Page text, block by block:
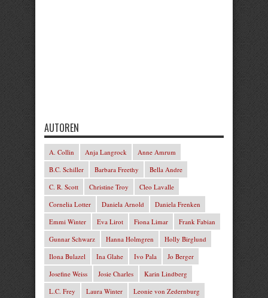
AUTOREN
A. Collin Anja Langrock
Anne Amrum
B.C. Schiller
Barbara Freethy
Bella Andre
C. R. Scott
Christine Troy
Cleo Lavalle
Cornelia Lotter
Daniela Arnold
Daniela Frenken
Emmi Winter
Eva Lirot Fiona Limar
Frank Fabian
Gunnar Schwarz
Hanna Holmgren
Holly Birglund
Ilona Bulazel
Ina Glahe Ivo Pala
Jo Berger
Josefine Weiss
Josie Charles
Karin Lindberg
L.C. Frey
Laura Winter Leonie von Zedernburg